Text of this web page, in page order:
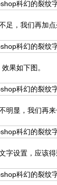
足，我们再加
果如下图。
明显，我们再
字设置，应该得